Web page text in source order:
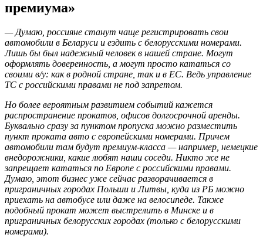
премиума»
— Думаю, россияне станут чаще регистрировать свои
автомобили в Беларуси и ездить с белорусскими номерами.
Лишь бы был надежный человек в нашей стране. Могут
оформлять доверенность, а могут просто кататься со
своими в/у: как в родной стране, так и в ЕС. Ведь управление
ТС с российскими правами не под запретом.
Но более вероятным развитием событий кажется
распространение прокатов, офисов долгосрочной аренды.
Буквально сразу за пунктом пропуска можно разместить
пункт проката авто с европейскими номерами. Причем
автомобили там будут премиум-класса — например, немецкие
внедорожники, какие любят наши соседи. Никто же не
запрещает кататься по Европе с российскими правами.
Думаю, этот бизнес уже сейчас разворачивается в
приграничных городах Польши и Литвы, куда из РБ можно
приехать на автобусе или даже на велосипеде. Также
подобный прокат может выстрелить в Минске и в
приграничных белорусских городах (только с белорусскими
номерами).